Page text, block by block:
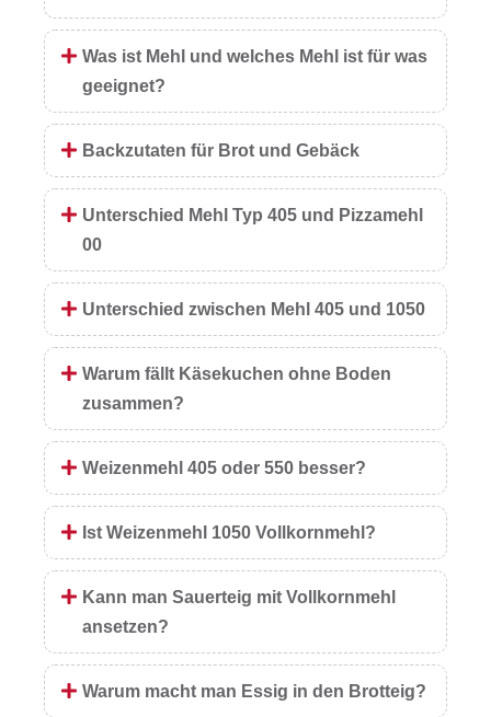
Was ist Mehl und welches Mehl ist für was
geeignet?
Backzutaten für Brot und Gebäck
Unterschied Mehl Typ 405 und Pizzamehl
00
Unterschied zwischen Mehl 405 und 1050
Warum fällt Käsekuchen ohne Boden
zusammen?
Weizenmehl 405 oder 550 besser?
Ist Weizenmehl 1050 Vollkornmehl?
Kann man Sauerteig mit Vollkornmehl
ansetzen?
Warum macht man Essig in den Brotteig?